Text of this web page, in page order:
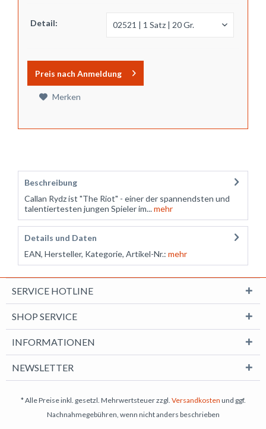
Detail:
Preis nach Anmeldung
Merken
Beschreibung
Callan Rydz ist "The Riot" - einer der spannendsten und
talentiertesten jungen Spieler im...mehr
Details und Daten
EAN, Hersteller, Kategorie, Artikel-Nr.: mehr
SERVICE HOTLINE
SHOP SERVICE
INFORMATIONEN
NEWSLETTER
* Alle Preise inkl. gesetzl. Mehrwertsteuer zzgl. Versandkosten und ggf.
Nachnahmegebühren, wenn nicht anders beschrieben